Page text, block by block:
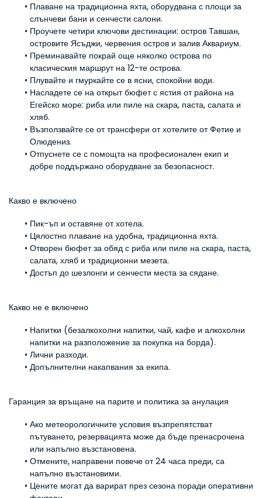
Плаване на традиционна яхта, оборудвана с площи за
слънчеви бани и сенчести салони.
Проучете четири ключови дестинации: остров Тавшан,
островите Ясъджи, червения остров и залив Аквариум.
Преминавайте покрай още няколко острова по
класическия маршрут на 12-те острова.
Плувайте и гмуркайте се в ясни, спокойни води.
Насладете се на открыт бюфет с ястия от района на
Егейско море: риба или пиле на скара, паста, салата и
хляб.
Възползвайте се от трансфери от хотелите от Фетие и
Олюдениз.
Отпуснете се с помощта на професионален екип и
добре поддържано оборудване за безопасност.
Какво е включено
Пик-ъп и оставяне от хотела.
Цялостно плаване на удобна, традиционна яхта.
Отворен бюфет за обяд с риба или пиле на скара, паста,
салата, хляб и традиционни мезета.
Достъп до шезлонги и сенчести места за сядане.
Какво не е включено
Напитки (безалкохолни напитки, чай, кафе и алкохолни
напитки на разположение за покупка на борда).
Лични разходи.
Допълнителни накапвания за екипа.
Гаранция за връщане на парите и политика за анулация
Ако метеорологичните условия възпрепятстват
пътуването, резервацията може да бъде пренасрочена
или напълно възстановена.
Отмените, направени повече от 24 часа преди, са
напълно възстановими.
Цените могат да варират през сезона поради оперативни